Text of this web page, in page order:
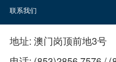
联系我们
地址: 澳门岗顶前地3号